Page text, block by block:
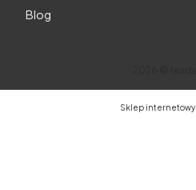
Blog
Sklep internetowy